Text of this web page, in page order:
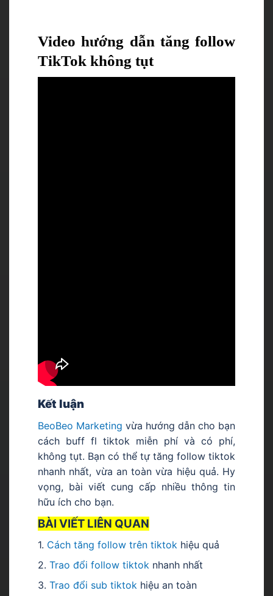
Video hướng dẫn tăng follow
TikTok không tụt
Kết luận
BeoBeo Marketing vừa hướng dẫn cho bạn
cách buff fl tiktok miễn phí và có phí,
không tụt. Bạn có thể tự tăng follow tiktok
nhanh nhất, vừa an toàn vừa hiệu quả. Hy
vọng, bài viết cung cấp nhiều thông tin
hữu ích cho bạn.
BÀI VIẾT LIÊN QUAN
1. Cách tăng follow trên tiktok hiệu quả
2. Trao đổi follow tiktok nhanh nhất
3. Trao đổi sub tiktok hiệu an toàn